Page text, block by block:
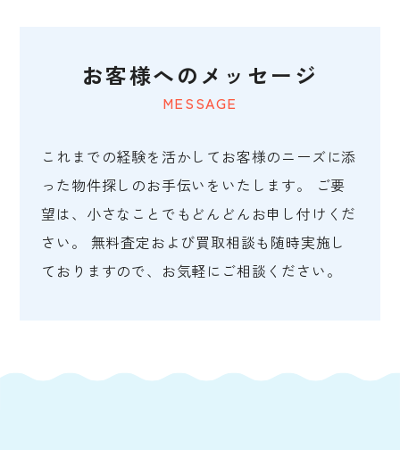
MESSAGE
お客様へのメッセージ
これまでの経験を活かしてお客様のニーズに添
った物件探しのお手伝いをいたします。 ご要
望は、小さなことでもどんどんお申し付けくだ
さい。 無料査定および買取相談も随時実施し
ておりますので、お気軽にご相談ください。